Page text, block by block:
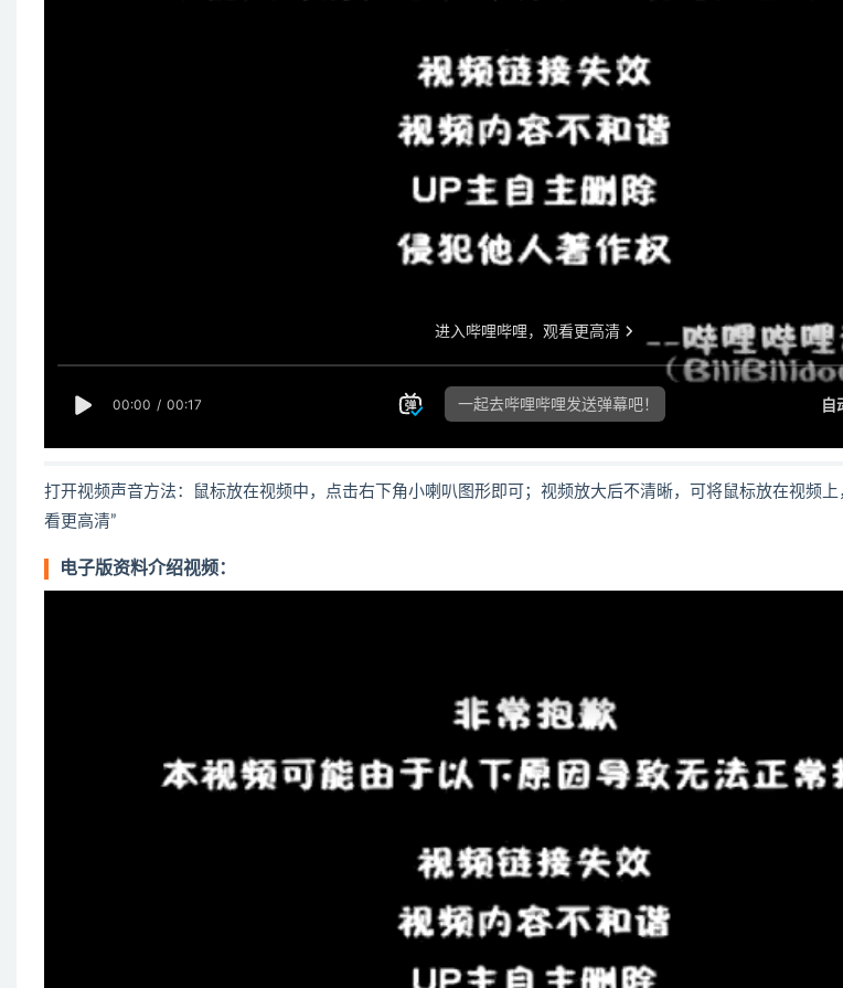
打开视频声音方法：鼠标放在视频中，点击右下角小喇叭图形即可；视频放大后不清晰，可将鼠标放在视频上
看更高清”
电子版资料介绍视频：